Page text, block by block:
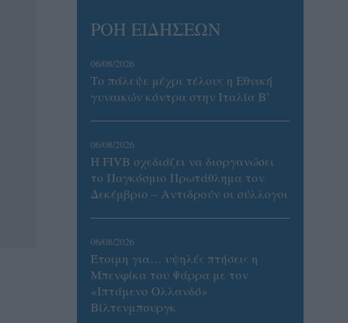
ΡΟΗ ΕΙΔΗΣΕΩΝ
06/08/2026
Το πάλεψε μέχρι τέλους η Εθνική
γυναικών κόντρα στην Ιταλία Β’
06/08/2026
Η FIVB σχεδιάζει να διοργανώσει
το Παγκόσμιο Πρωτάθλημα τον
Δεκέμβριο – Αντιδρούν οι σύλλογοι
06/08/2026
Έτοιμη για… υψηλές πτήσεις η
Μπενφίκα του Ψάρρα με τον
«Ιπτάμενο Ολλανδό»
Βίλτενμπουργκ